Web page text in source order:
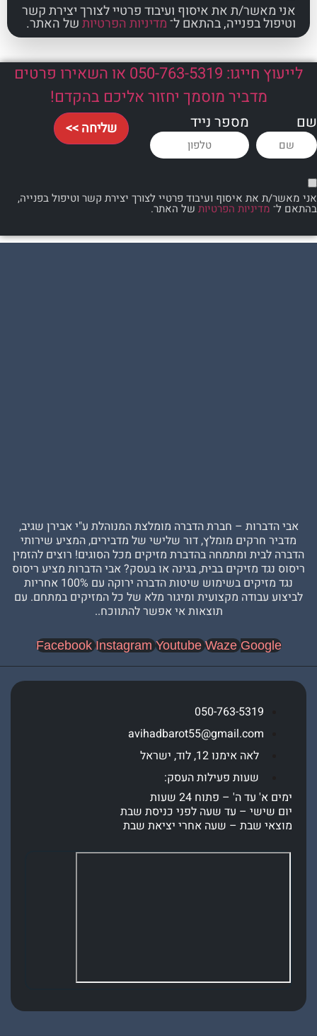
ת את איסוף ועיבוד פרטיי לצורך יצירת קשר
בפנייה, בהתאם ל־מדיניות הפרטיותשל האתר.
לייעוץ חייגו: 050-763-5319 או השאירו פרטים
מדביר מוסמך יחזור אליכם בהקדם!
מספר נייד
את איסוף ועיבוד פרטיי לצורך יצירת קשר וטיפול בפנייה,
מדיניות הפרטיותשל האתר.
שליחה >>
– חברת הדברה מומלצת המנוהלת ע"י אבירן שגיב,
חרקים מומלץ, דור שלישי של מדבירים, המציע שירותי
ומתמחה בהדברת מזיקים מכל הסוגים! רוצים להזמין
מזיקים בבית, בגינה או בעסק? אבי הדברות מציע ריסוס
נגד מזיקים בשימוש שיטות הדברה ירוקה עם 100% אחריות
עבודה מקצועית ומיגור מלא של כל המזיקים במתחם. עם
תוצאות אי אפשר להתווכח..
Facebook Instagram Youtube Waze
050-763-5319
avihadbarot55@gmail.com
לאה אימנו 12, לוד, ישראל
שעות פעילות העסק:
עד ה' – פתוח 24 שעות
– עד שעה לפני כניסת שבת
שבת – שעה אחרי יציאת שבת